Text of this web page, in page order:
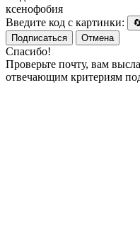
ксенофобия
Введите код с картинки:
Подписаться
Отмена
Спасибо!
Проверьте почту, вам
отвечающим критериям